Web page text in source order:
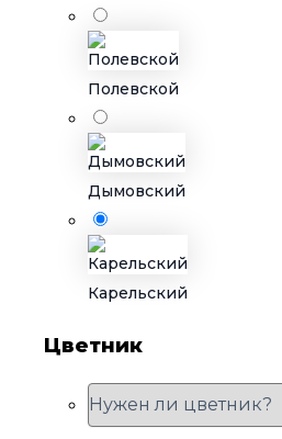
Карельский
Дымовский
Полевской
Цветник